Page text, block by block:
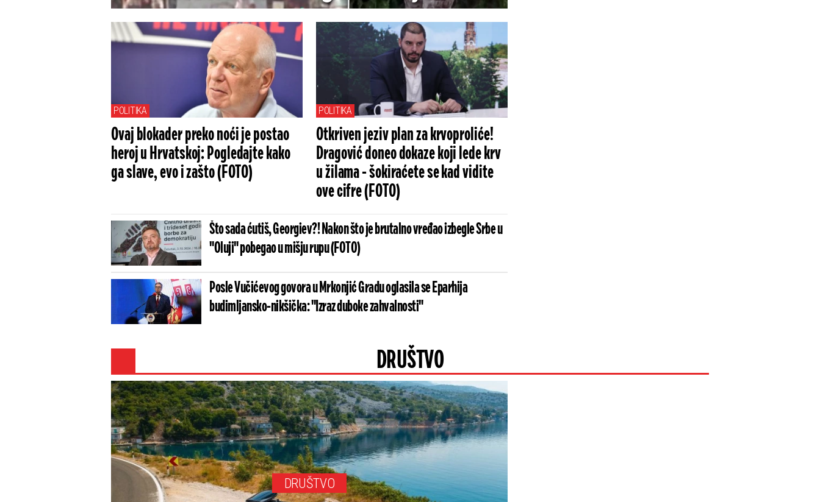
proteruje izbeglice - Jezivo je šta radi
(VIDEO)
POLITIKA
Ovaj blokader preko noći je postao
heroj u Hrvatskoj: Pogledajte kako
ga slave, evo i zašto (FOTO)
POLITIKA
Otkriven jeziv plan za krvoproliće!
Dragović doneo dokaze koji lede krv
u žilama - šokiraćete se kad vidite
ove cifre (FOTO)
Što sada ćutiš, Georgiev?! Nakon što je brutalno vređao izbegle Srbe u
"Oluji" pobegao u mišju rupu (FOTO)
Posle Vučićevog govora u Mrkonjić Gradu oglasila se Eparhija
budimljansko-nikšička: "Izraz duboke zahvalnosti"
DRUŠTVO
DRUŠTVO